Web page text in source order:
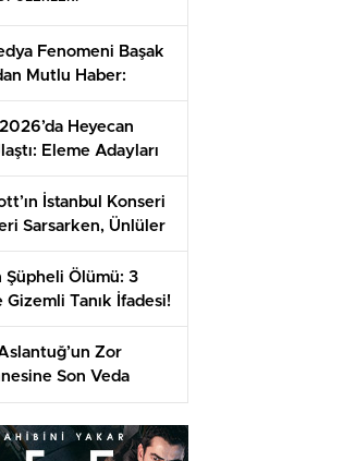
Fenomeni Başak
Mutlu Haber:
Heyecan
Eleme Adayları
Takım Belli Oldu!
İstanbul Konseri
Sarsarken, Ünlüler
Gösterdi
Şüpheli Ölümü: 3
Gizemli Tanık İfadesi!
Zor
Son Veda